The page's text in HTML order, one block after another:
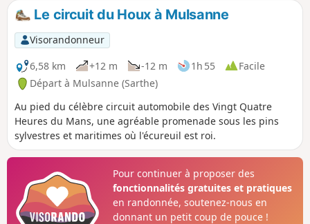
Le circuit du Houx à Mulsanne
Visorandonneur
6,58 km
+12 m -12 m 1h 55
Facile
Départ à Mulsanne (Sarthe)
Au pied du célèbre circuit automobile des Vingt Quatre
Heures du Mans, une agréable promenade sous les pins
sylvestres et maritimes où l'écureuil est roi.
Pour continuer à proposer des
fonctionnalités gratuites et pratiques
en randonnée, soutenez-nous en
donnant un petit coup de pouce !